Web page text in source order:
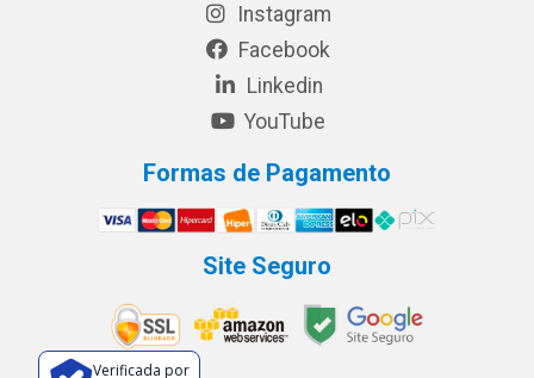
Instagram
Facebook
Linkedin
YouTube
Formas de Pagamento
Site Seguro
Verificada por